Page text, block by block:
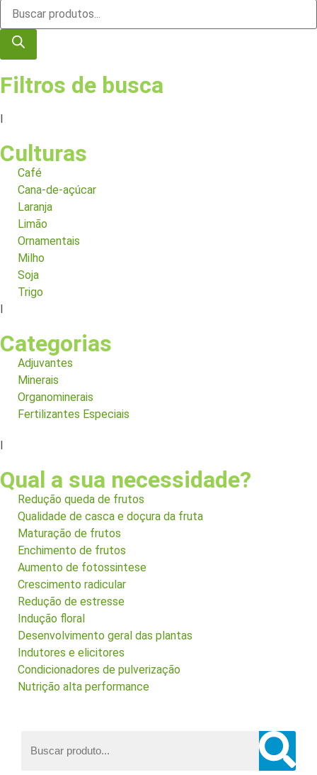
Filtros de busca
I
Culturas
Café
Cana-de-açúcar
Laranja
Limão
Ornamentais
Milho
Soja
Trigo
I
Categorias
Adjuvantes
Minerais
Organominerais
Fertilizantes Especiais
I
Qual a sua necessidade?
Redução queda de frutos
Qualidade de casca e doçura da fruta
Maturação de frutos
Enchimento de frutos
Aumento de fotossintese
Crescimento radicular
Redução de estresse
Indução floral
Desenvolvimento geral das plantas
Indutores e elicitores
Condicionadores de pulverização
Nutrição alta performance